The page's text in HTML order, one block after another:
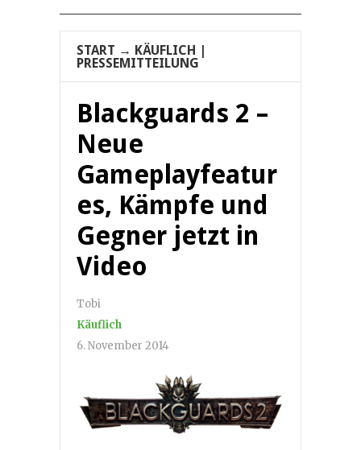
START → KÄUFLICH
PRESSEMITTEILUNG
Blackguards 2 –
Neue
Gameplayfeatur
es, Kämpfe und
Gegner jetzt in
Video
Tobi
Käuflich
6. November 2014